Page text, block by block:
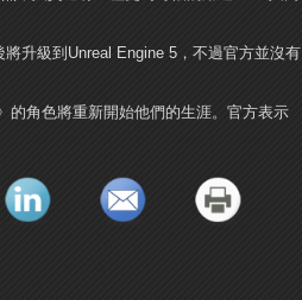
升級到Unreal Engine 5，不過官方並沒有
的角色將重新開始他們的生涯。官方表示